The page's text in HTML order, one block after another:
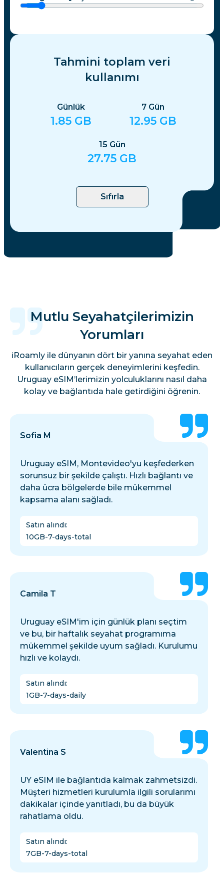
Tahmini toplam veri
kullanımı
Günlük
1.85 GB
7 Gün
12.95 GB
15 Gün
27.75 GB
Sıfırla
Mutlu Seyahatçilerimizin
Yorumları
iRoamly ile dünyanın dört bir yanına seyahat eden
kullanıcıların gerçek deneyimlerini keşfedin.
Uruguay eSIM’lerimizin yolculuklarını nasıl daha
kolay ve bağlantıda hale getirdiğini öğrenin.
Sofia M
Uruguay eSIM, Montevideo'yu keşfederken
sorunsuz bir şekilde çalıştı. Hızlı bağlantı ve
daha ücra bölgelerde bile mükemmel
kapsama alanı sağladı.
Satın alındı:
10GB-7-days-total
Camila T
Uruguay eSIM'im için günlük planı seçtim
ve bu, bir haftalık seyahat programıma
mükemmel şekilde uyum sağladı. Kurulumu
hızlı ve kolaydı.
Satın alındı:
1GB-7-days-daily
Valentina S
UY eSIM ile bağlantıda kalmak zahmetsizdi.
Müşteri hizmetleri kurulumla ilgili sorularımı
dakikalar içinde yanıtladı, bu da büyük
rahatlama oldu.
Satın alındı:
7GB-7-days-total